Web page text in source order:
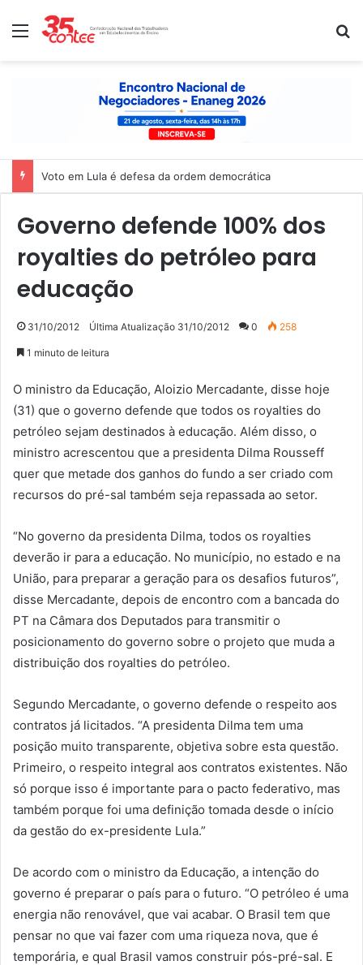
Menu
Voto em Lula é defesa da ordem democrática
Governo defende 100% dos
royalties do petróleo para
educação
31/10/2012 Última Atualização 31/10/2012 0 258
1 minuto de leitura
O ministro da Educação, Aloizio Mercadante, disse hoje
(31) que o governo defende que todos os royalties do
petróleo sejam destinados à educação. Além disso, o
ministro acrescentou que a presidenta Dilma Rousseff
quer que metade dos ganhos do fundo a ser criado com
recursos do pré-sal também seja repassada ao setor.
“No governo da presidenta Dilma, todos os royalties
deverão ir para a educação. No município, no estado e na
União, para preparar a geração para os desafios futuros”,
disse Mercadante, depois de encontro com a bancada do
PT na Câmara dos Deputados para transmitir o
posicionamento do governo sobre o projeto que muda a
distribuição dos royalties do petróleo.
Segundo Mercadante, o governo defende o respeito aos
contratos já licitados. “A presidenta Dilma tem uma
posição muito transparente, objetiva sobre esta questão.
Primeiro, o respeito integral aos contratos existentes. Não
só porque isso é importante para o pacto federativo, mas
também porque foi uma definição tomada desde o início
da gestão do ex-presidente Lula.”
De acordo com o ministro da Educação, a intenção do
governo é preparar o país para o futuro. “O petróleo é uma
energia não renovável, que vai acabar. O Brasil tem que
pensar no que vai fazer com uma riqueza nova, que é
temporária, e qual Brasil vamos construir pós-pré-sal. E